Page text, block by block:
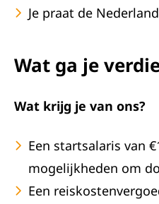
Je praat de
Wat ga je
Wat krijg je van ons?
Een startsalaris van
mogelijkheden om
Een